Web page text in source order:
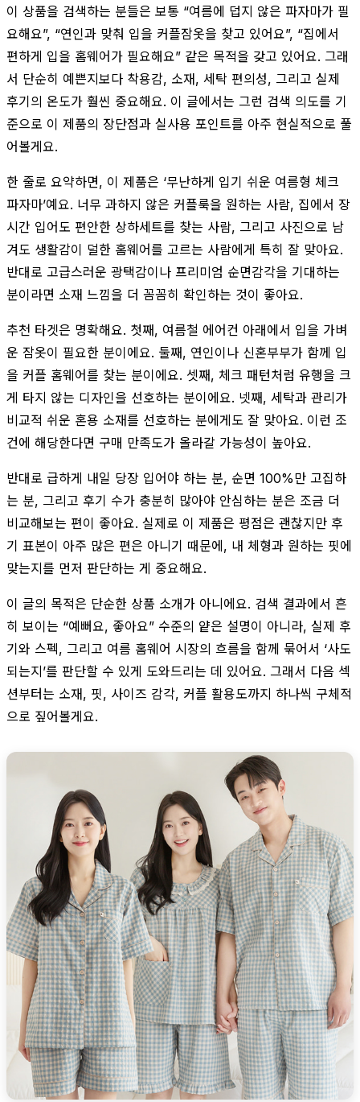
이 상품을 검색하는 분들은 보통 “여름에 덥지 않은 파자마가 필
요해요”, “연인과 맞춰 입을 커플잠옷을 찾고 있어요”, “집에서
편하게 입을 홈웨어가 필요해요” 같은 목적을 갖고 있어요. 그래
서 단순히 예쁜지보다 착용감, 소재, 세탁 편의성, 그리고 실제
후기의 온도가 훨씬 중요해요. 이 글에서는 그런 검색 의도를 기
준으로 이 제품의 장단점과 실사용 포인트를 아주 현실적으로 풀
어볼게요.
한 줄로 요약하면, 이 제품은 ‘무난하게 입기 쉬운 여름형 체크
파자마’예요. 너무 과하지 않은 커플룩을 원하는 사람, 집에서 장
시간 입어도 편안한 상하세트를 찾는 사람, 그리고 사진으로 남
겨도 생활감이 덜한 홈웨어를 고르는 사람에게 특히 잘 맞아요.
반대로 고급스러운 광택감이나 프리미엄 순면감각을 기대하는
분이라면 소재 느낌을 더 꼼꼼히 확인하는 것이 좋아요.
추천 타겟은 명확해요. 첫째, 여름철 에어컨 아래에서 입을 가벼
운 잠옷이 필요한 분이에요. 둘째, 연인이나 신혼부부가 함께 입
을 커플 홈웨어를 찾는 분이에요. 셋째, 체크 패턴처럼 유행을 크
게 타지 않는 디자인을 선호하는 분이에요. 넷째, 세탁과 관리가
비교적 쉬운 혼용 소재를 선호하는 분에게도 잘 맞아요. 이런 조
건에 해당한다면 구매 만족도가 올라갈 가능성이 높아요.
반대로 급하게 내일 당장 입어야 하는 분, 순면 100%만 고집하
는 분, 그리고 후기 수가 충분히 많아야 안심하는 분은 조금 더
비교해보는 편이 좋아요. 실제로 이 제품은 평점은 괜찮지만 후
기 표본이 아주 많은 편은 아니기 때문에, 내 체형과 원하는 핏에
맞는지를 먼저 판단하는 게 중요해요.
이 글의 목적은 단순한 상품 소개가 아니에요. 검색 결과에서 흔
히 보이는 “예뻐요, 좋아요” 수준의 얕은 설명이 아니라, 실제 후
기와 스펙, 그리고 여름 홈웨어 시장의 흐름을 함께 묶어서 ‘사도
되는지’를 판단할 수 있게 도와드리는 데 있어요. 그래서 다음 섹
션부터는 소재, 핏, 사이즈 감각, 커플 활용도까지 하나씩 구체적
으로 짚어볼게요.